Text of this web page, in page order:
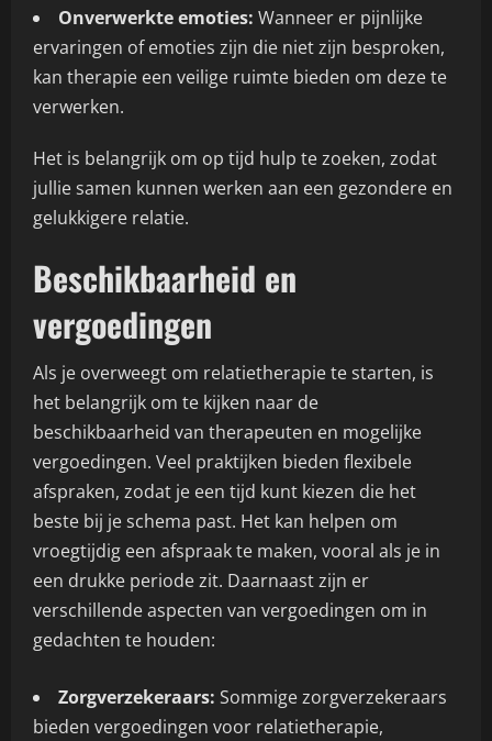
Onverwerkte emoties: Wanneer er pijnlijke
ervaringen of emoties zijn die niet zijn besproken,
kan therapie een veilige ruimte bieden om deze te
verwerken.
Het is belangrijk om op tijd hulp te zoeken, zodat
jullie samen kunnen werken aan een gezondere en
gelukkigere relatie.
Beschikbaarheid en
vergoedingen
Als je overweegt om relatietherapie te starten, is
het belangrijk om te kijken naar de
beschikbaarheid van therapeuten en mogelijke
vergoedingen. Veel praktijken bieden flexibele
afspraken, zodat je een tijd kunt kiezen die het
beste bij je schema past. Het kan helpen om
vroegtijdig een afspraak te maken, vooral als je in
een drukke periode zit. Daarnaast zijn er
verschillende aspecten van vergoedingen om in
gedachten te houden:
Zorgverzekeraars: Sommige zorgverzekeraars
bieden vergoedingen voor relatietherapie,